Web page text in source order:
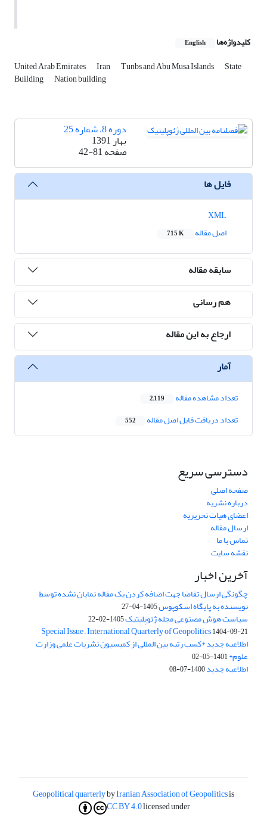
کلیدواژه‌ها English
United Arab Emirates Iran Tunbs and Abu Musa Islands State
Building Nation building
دوره 8، شماره 25
بهار 1391
صفحه42-81
فایل ها
اصل مقاله
715 K
سابقه مقاله
هم رسانی
ارجاع به این مقاله
آمار
تعداد مشاهده مقاله 2,119
تعداد دریافت فایل اصل مقاله 552
دسترسی سریع
صفحه اصلی
درباره نشریه
اعضای هیات تحریریه
ارسال مقاله
تماس با ما
نقشه سایت
آخرین اخبار
چگونگی ارسال تقاضا جهت اضافه کردن یک مقاله نمایان نشده توسط
نویسنده به پایگاه اسکوپوس1405-04-27
سیاست هوش مصنوعی مجله ژئوپلیتیک1405-02-22
Special Issue – International Quarterly of Geopolitics1404-09-21
اطلاعیه جدید *کسب رتبه بین المللی از کمیسیون نشریات علمی وزارت
علوم*1401-05-02
اطلاعیه جدید1400-07-08
Geopolitical quarterlybyIranian Association of Geopoliticsis
licensed under
CC BY 4.0